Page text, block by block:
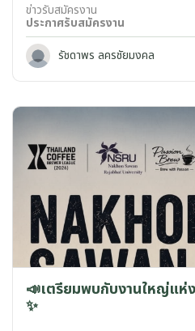
ข่าวรับสมัครงาน
ประกาศรับสมัครงาน
รัชดาพร ลครชัยมงคล
📣เตรียมพบกับงานใหญ่แห่
✨